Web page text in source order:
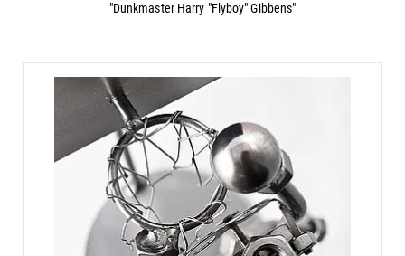
"Dunkmaster Harry "Flyboy" Gibbens"